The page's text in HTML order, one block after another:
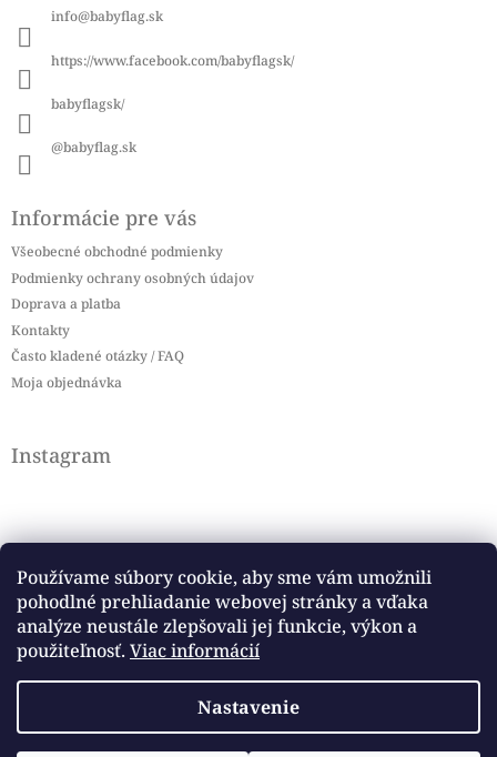
Používame súbory cookie, aby sme vám umožnili
pohodlné prehliadanie webovej stránky a vďaka
analýze neustále zlepšovali jej funkcie, výkon a
použiteľnosť. Viac informácií
Nastavenie
info@babyflag.sk
https://www.facebook.com/babyflagsk/
babyflagsk/
@babyflag.sk
Informácie pre vás
Všeobecné obchodné podmienky
Podmienky ochrany osobných údajov
Doprava a platba
Kontakty
Často kladené otázky / FAQ
Moja objednávka
Instagram
Sledovať na Instagrame
Facebook